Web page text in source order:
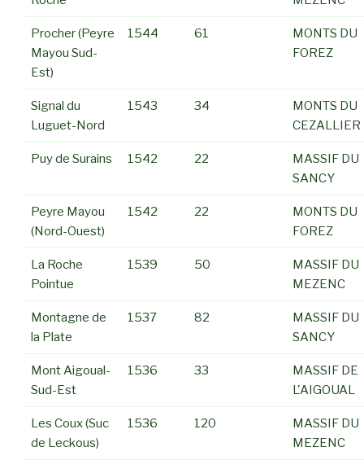
Procher (Peyre
Mayou Sud-
Est)
1544 61
MONTS DU
FOREZ
Signal du
Luguet-Nord
1543 34
MONTS DU
CEZALLIER
Puy de Surains 1542 22
MASSIF DU
SANCY
Peyre Mayou
(Nord-Ouest)
1542 22
MONTS DU
FOREZ
La Roche
Pointue
1539 50
MASSIF DU
MEZENC
Montagne de
la Plate
1537 82
MASSIF DU
SANCY
Mont Aigoual-
Sud-Est
1536 33
MASSIF DE
L'AIGOUAL
Les Coux (Suc
de Leckous)
1536 120
MASSIF DU
MEZENC